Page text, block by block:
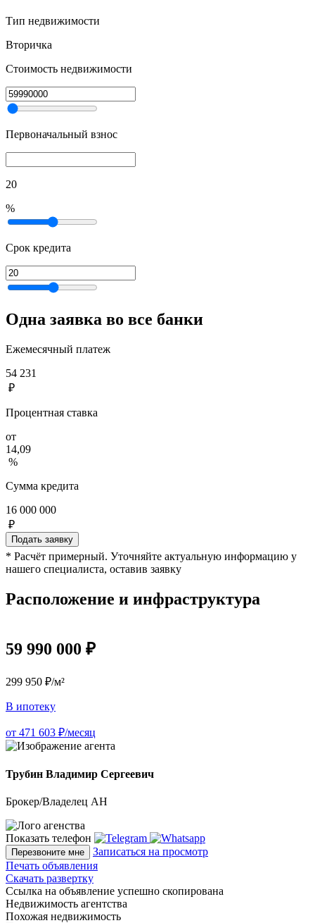
Тип недвижимости
Вторичка
Стоимость недвижимости
Первоначальный взнос
20
%
Срок кредита
Одна заявка во все банки
Ежемесячный платеж
54 231
₽
Процентная ставка
от
14,09
%
Сумма кредита
16 000 000
₽
Подать заявку
* Расчёт примерный. Уточняйте актуальную информацию у
нашего специалиста, оставив заявку
Расположение и инфраструктура
59 990 000 ₽
299 950 ₽/м²
В ипотеку
от 471 603 ₽/месяц
Трубин Владимир Сергеевич
Брокер/Владелец АН
Показать телефон
Перезвоните мне
Записаться на просмотр
Печать объявления
Скачать развертку
Ссылка на объявление успешно скопирована
Недвижимость агентства
Похожая недвижимость